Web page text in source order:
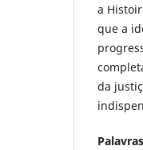
a
que a
da